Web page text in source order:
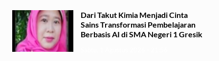
Dari Takut Kimia Menjadi Cinta
Sains Transformasi Pembelajaran
Berbasis AI di SMA Negeri 1 Gresik